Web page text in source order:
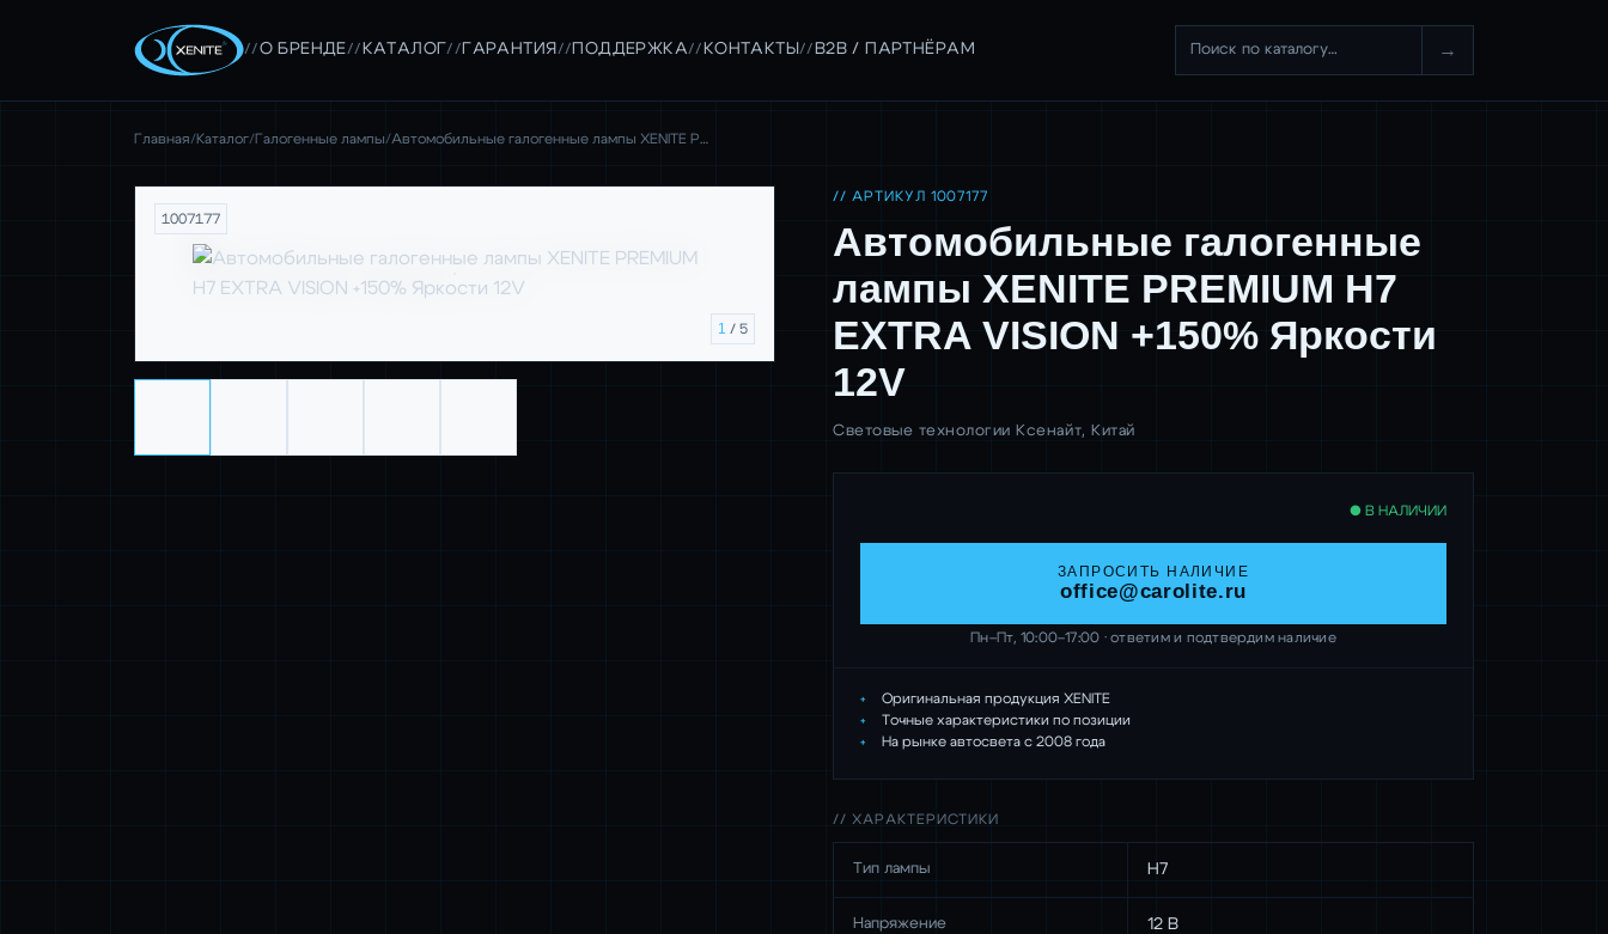
//О БРЕНДЕ// КАТАЛОГ// ГАРАНТИЯ // ПОДДЕРЖКА// КОНТАКТЫ// B2B / ПАРТНЁРАМ →
Главная/Каталог/Галогенные лампы/Автомобильные галогенные лампы XENITE P…
1007177
1 / 5
// АРТИКУЛ 1007177
Автомобильные галогенные
лампы XENITE PREMIUM H7
EXTRA VISION +150% Яркости
12V
Световые технологии Ксенайт, Китай
● В НАЛИЧИИ
ЗАПРОСИТЬ НАЛИЧИЕ
office@carolite.ru
Пн–Пт, 10:00–17:00 · ответим и подтвердим наличие
Оригинальная продукция XENITE
Точные характеристики по позиции
На рынке автосвета с 2008 года
// ХАРАКТЕРИСТИКИ
Тип лампы Н7
Напряжение 12 В